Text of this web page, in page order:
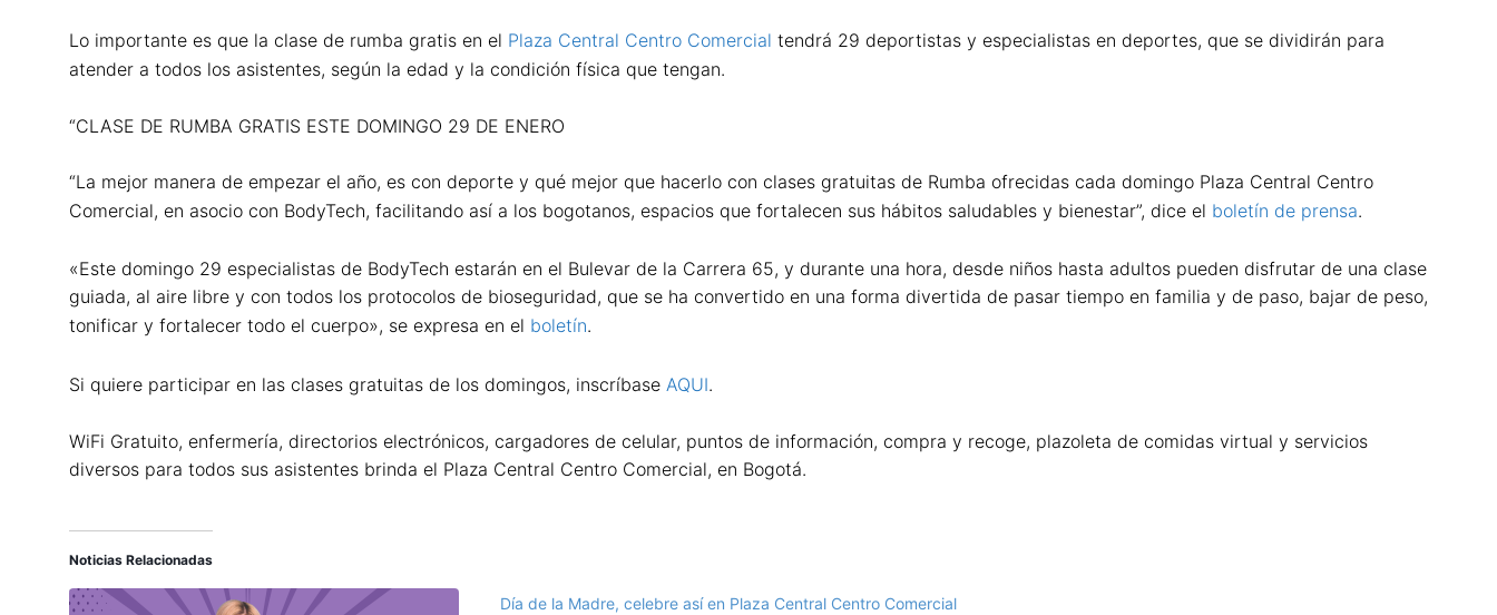
Lo importante es que la clase de rumba gratis en el Plaza Central Centro Comercial tendrá 29 deportistas y especialistas en deportes, que se dividirán para
atender a todos los asistentes, según la edad y la condición física que tengan.
“CLASE DE RUMBA GRATIS ESTE DOMINGO 29 DE ENERO
“La mejor manera de empezar el año, es con deporte y qué mejor que hacerlo con clases gratuitas de Rumba ofrecidas cada domingo Plaza Central Centro
Comercial, en asocio con BodyTech, facilitando así a los bogotanos, espacios que fortalecen sus hábitos saludables y bienestar”, dice el boletín de prensa.
«Este domingo 29 especialistas de BodyTech estarán en el Bulevar de la Carrera 65, y durante una hora, desde niños hasta adultos pueden disfrutar de una clase
guiada, al aire libre y con todos los protocolos de bioseguridad, que se ha convertido en una forma divertida de pasar tiempo en familia y de paso, bajar de peso,
tonificar y fortalecer todo el cuerpo», se expresa en el boletín.
Si quiere participar en las clases gratuitas de los domingos, inscríbase AQUI.
WiFi Gratuito, enfermería, directorios electrónicos, cargadores de celular, puntos de información, compra y recoge, plazoleta de comidas virtual y servicios
diversos para todos sus asistentes brinda el Plaza Central Centro Comercial, en Bogotá.
Noticias Relacionadas
Día de la Madre, celebre así en Plaza Central Centro Comercial